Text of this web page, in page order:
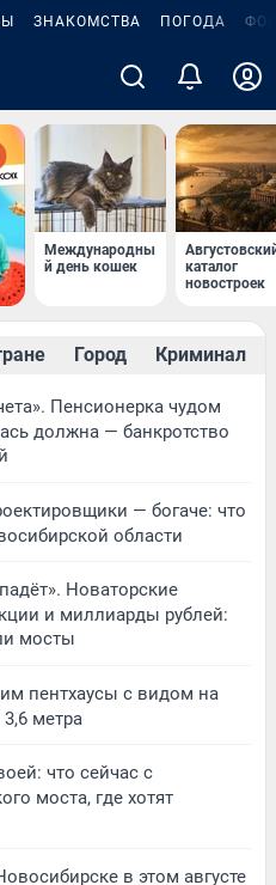
ЗНАКОМСТВА ПОГОДА
Международны
й день кошек
каталог
новостроек
Город Криминал
Пенсионерка чудом
должна — банкротство
— богаче: что
области
Новаторские
и миллиарды рублей:
мосты
пентхаусы с видом на
метра
что сейчас с
моста, где хотят
в этом августе